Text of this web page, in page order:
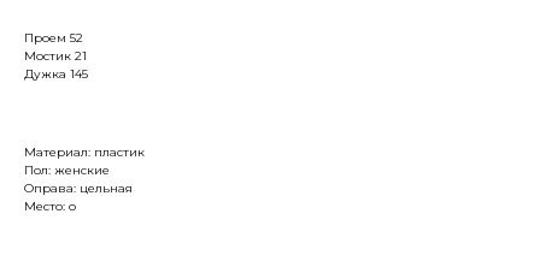
Проем 52
Мостик 21
Дужка 145
Материал: пластик
Пол: женские
Оправа: цельная
Место: о